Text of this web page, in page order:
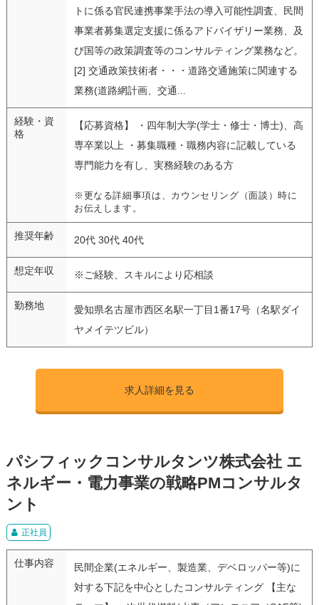
トに係る官民連携事業手法の導入可能性調査、民間
事業者募集選定支援に係るアドバイザリー業務、及
び国等の政策調査等のコンサルティング業務など。
[2] 交通政策技術者・・・道路交通施策に関連する
業務(道路網計画、交通...
経験・資
格
【応募資格】 ・四年制大学(学士・修士・博士)、高
専卒業以上 ・募集職種・職務内容に記載している
専門能力を有し、実務経験のある方
※更なる詳細事項は、カウンセリング（面談）時に
お伝えします。
推奨年齢 20代 30代 40代
想定年収 ※ご経験、スキルにより応相談
勤務地
愛知県名古屋市西区名駅一丁目1番17号（名駅ダイ
ヤメイテツビル）
求人詳細を見る
パシフィックコンサルタンツ株式会社 エ
ネルギー・電力事業の戦略PMコンサルタ
ント
正社員
仕事内容
民間企業(エネルギー、製造業、デベロッパー等)に
対する下記を中心としたコンサルティング 【主な